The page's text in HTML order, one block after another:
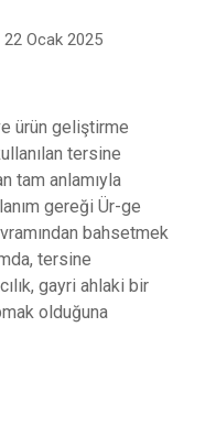
22 Ocak 2025
ürün geliştirme
tersine
tam anlamıyla
gereği Ür-ge
bahsetmek
tersine
gayri ahlaki bir
olduğuna